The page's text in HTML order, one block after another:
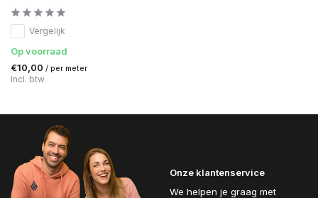
Vergelijk
Op voorraad
€10,00 / per meter
Incl. btw
Onze klantenservice
We helpen je graag met